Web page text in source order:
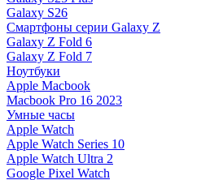
Galaxy S26
Смартфоны серии Galaxy Z
Galaxy Z Fold 6
Galaxy Z Fold 7
Ноутбуки
Apple Macbook
Macbook Pro 16 2023
Умные часы
Apple Watch
Apple Watch Series 10
Apple Watch Ultra 2
Google Pixel Watch